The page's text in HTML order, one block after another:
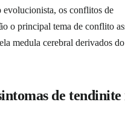
evolucionista, os conflitos de
o principal tema de conflito
medula cerebral derivados
de tendinite